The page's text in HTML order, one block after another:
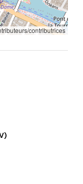
contributrices